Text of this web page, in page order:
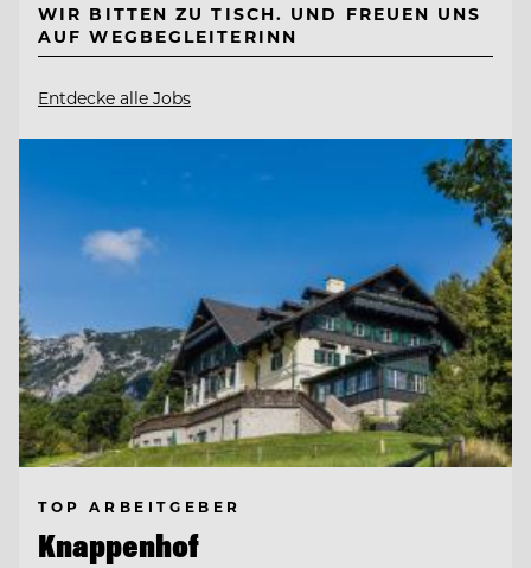
WIR BITTEN ZU TISCH. UND FREUEN UNS
AUF WEGBEGLEITERINN
Entdecke alle Jobs
TOP ARBEITGEBER
Knappenhof